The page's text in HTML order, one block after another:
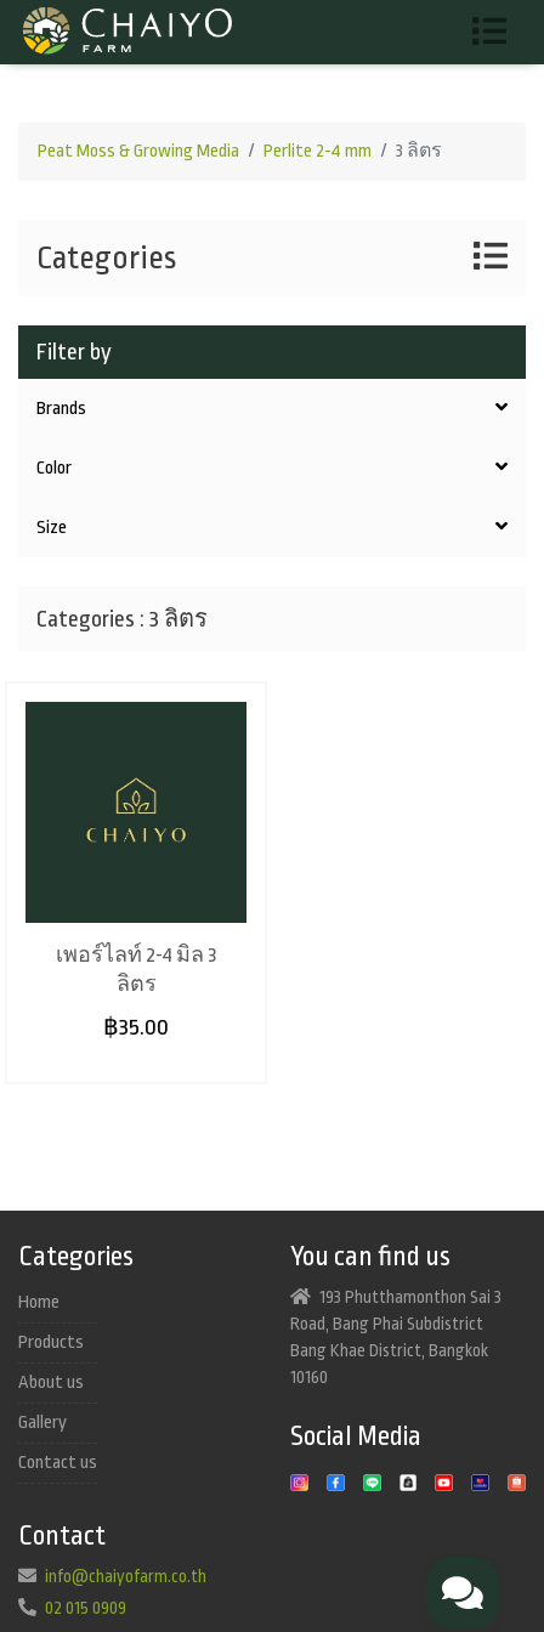
Peat Moss & Growing Media Perlite 2-4 mm 3 ลิตร
Categories
Filter by
Brands
Color
Size
Categories : 3 ลิตร
เพอร์ไลท์ 2-4 มิล 3
ลิตร
฿35.00
Categories
Home
Products
About us
Gallery
Contact us
You can find us
193 Phutthamonthon Sai 3
Road, Bang Phai Subdistrict
Bang Khae District, Bangkok
10160
Social Media
Contact
info@chaiyofarm.co.th
02 015 0909